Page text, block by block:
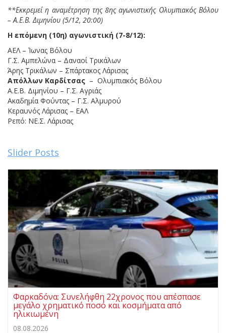
**Εκκρεμεί η αναμέτρηση της 8ης αγωνιστικής Ολυμπιακός Βόλου
– Α.Ε.Β. Διμηνίου (5/12, 20:00)
Η επόμενη (10η) αγωνιστική (7-8/12):
ΑΕΛ – Ίωνας Βόλου
Γ.Σ. Αμπελώνα – Δαναοί Τρικάλων
Άρης Τρικάλων – Σπάρτακος Λάρισας
Απόλλων Καρδίτσας – Ολυμπιακός Βόλου
Α.Ε.Β. Διμηνίου – Γ.Σ. Αγριάς
Ακαδημία Φούντας – Γ.Σ. Αλμυρού
Κεραυνός Λάρισας – ΕΑΛ
Ρεπό: ΝΕ.Σ. Λάρισας
Slider Posts
Φαρκαδόνα: Συνελήφθη 22χρονος που απέσπασε
μεγάλο χρηματικό ποσό και κοσμήματα από
ηλικιωμένη
08.08.2026